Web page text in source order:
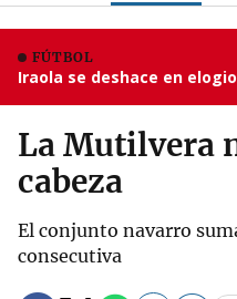
FÚTBOL
Iraola se deshace en
La Mutilvera
cabeza
El conjunto navarro
consecutiva